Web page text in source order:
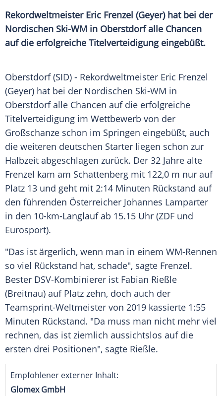
Rekordweltmeister Eric Frenzel (Geyer) hat bei der
Nordischen Ski-WM in Oberstdorfalle Chancen
auf die erfolgreiche Titelverteidigungeingebüßt.
Oberstdorf(SID) - Rekordweltmeister Eric Frenzel
(Geyer) hat bei der Nordischen Ski-WM in
Oberstdorfalle Chancen auf die erfolgreiche
Titelverteidigung im Wettbewerb von der
Großschanze schon im Springen eingebüßt, auch
die weiteren deutschen Starter liegen schon zur
Halbzeit abgeschlagen zurück. Der 32 Jahre alte
Frenzel kam am Schattenberg mit 122,0 m nur auf
Platz 13 und geht mit 2:14 Minuten Rückstand auf
den führenden Österreicher Johannes Lamparter
in den 10-km-Langlauf ab 15.15 Uhr (ZDF und
Eurosport).
"Das ist ärgerlich, wenn man in einem WM-Rennen
so viel Rückstand hat, schade", sagte Frenzel.
Bester DSV-Kombinierer ist Fabian Rießle
(Breitnau) auf Platz zehn, doch auch der
Teamsprint-Weltmeister von 2019 kassierte 1:55
Minuten Rückstand. "Da muss man nicht mehr viel
rechnen, das ist ziemlich aussichtslos auf die
ersten drei Positionen", sagte Rießle.
Empfohlener externer Inhalt:
Glomex GmbH